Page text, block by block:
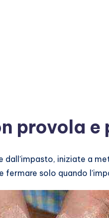
provola
dall’impasto, iniziate a
fermare solo quando